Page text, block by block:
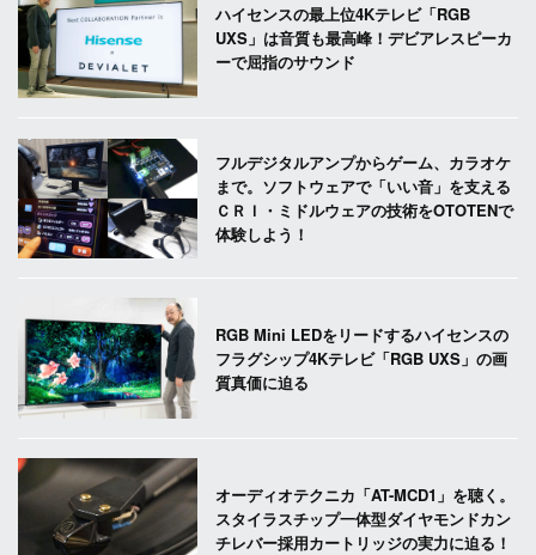
ハイセンスの最上位4Kテレビ「RGB
UXS」は音質も最高峰！デビアレスピーカ
ーで屈指のサウンド
フルデジタルアンプからゲーム、カラオケ
まで。ソフトウェアで「いい音」を支える
ＣＲＩ・ミドルウェアの技術をOTOTENで
体験しよう！
RGB Mini LEDをリードするハイセンスの
フラグシップ4Kテレビ「RGB UXS」の画
質真価に迫る
オーディオテクニカ「AT-MCD1」を聴く。
スタイラスチップ一体型ダイヤモンドカン
チレバー採用カートリッジの実力に迫る！